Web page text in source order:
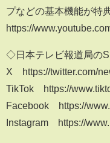
プなどの基本機能が特
https://
◇日本テレビ報道局の
X https://twitter.com/
TikTok https://
Facebook https://
Instagram https://